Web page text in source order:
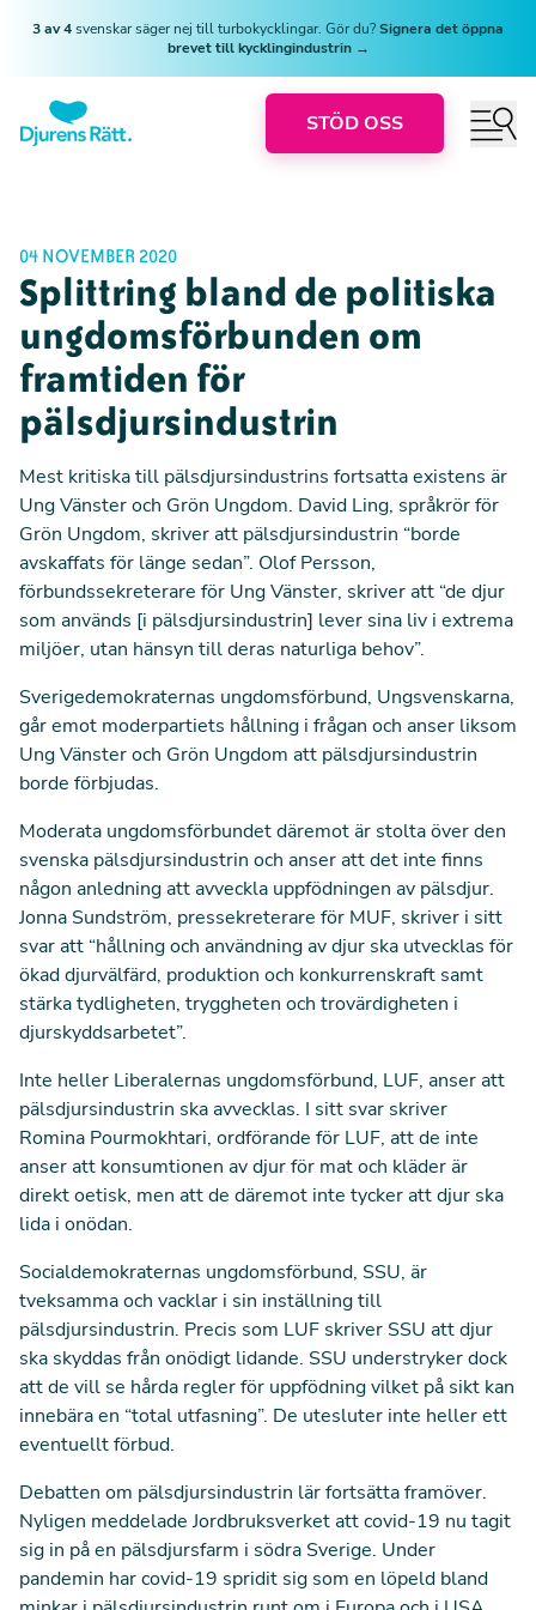
3 av 4svenskar säger nej till turbokycklingar. Gör du?Signera det öppna
brevet till kycklingindustrin →
STÖD OSS
04 NOVEMBER 2020
Splittring bland de politiska
ungdomsförbunden om
framtiden för
pälsdjursindustrin
Mest kritiska till pälsdjursindustrins fortsatta existens är
Ung Vänster och Grön Ungdom. David Ling, språkrör för
Grön Ungdom, skriver att pälsdjursindustrin “borde
avskaffats för länge sedan”. Olof Persson,
förbundssekreterare för Ung Vänster, skriver att “de djur
som används [i pälsdjursindustrin] lever sina liv i extrema
miljöer, utan hänsyn till deras naturliga behov”.
Sverigedemokraternas ungdomsförbund, Ungsvenskarna,
går emot moderpartiets hållning i frågan och anser liksom
Ung Vänster och Grön Ungdom att pälsdjursindustrin
borde förbjudas.
Moderata ungdomsförbundet däremot är stolta över den
svenska pälsdjursindustrin och anser att det inte finns
någon anledning att avveckla uppfödningen av pälsdjur.
Jonna Sundström, pressekreterare för MUF, skriver i sitt
svar att “hållning och användning av djur ska utvecklas för
ökad djurvälfärd, produktion och konkurrenskraft samt
stärka tydligheten, tryggheten och trovärdigheten i
djurskyddsarbetet”.
Inte heller Liberalernas ungdomsförbund, LUF, anser att
pälsdjursindustrin ska avvecklas. I sitt svar skriver
Romina Pourmokhtari, ordförande för LUF, att de inte
anser att konsumtionen av djur för mat och kläder är
direkt oetisk, men att de däremot inte tycker att djur ska
lida i onödan.
Socialdemokraternas ungdomsförbund, SSU, är
tveksamma och vacklar i sin inställning till
pälsdjursindustrin. Precis som LUF skriver SSU att djur
ska skyddas från onödigt lidande. SSU understryker dock
att de vill se hårda regler för uppfödning vilket på sikt kan
innebära en “total utfasning”. De utesluter inte heller ett
eventuellt förbud.
Debatten om pälsdjursindustrin lär fortsätta framöver.
Nyligen meddelade Jordbruksverket att covid-19 nu tagit
sig in på en pälsdjursfarm i södra Sverige. Under
pandemin har covid-19 spridit sig som en löpeld bland